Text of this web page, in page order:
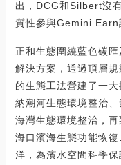
出，DCG和Silbert沒
質性參與Gemini
正和生態圍繞藍色碳
解決方案，通過頂層
的生態工法營建了一
納潮河生態環境整治
海灣生態環境整治，再
海口濱海生態功能恢
洋，為濱水空間科學